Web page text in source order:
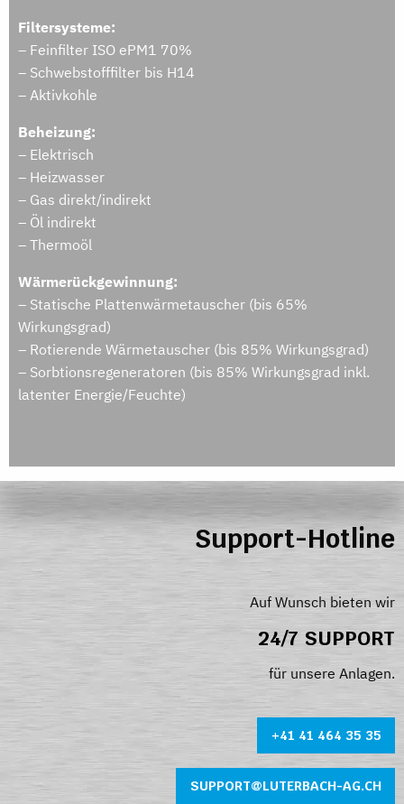
Filtersysteme:
– Feinfilter ISO ePM1 70%
– Schwebstofffilter bis H14
– Aktivkohle
Beheizung:
– Elektrisch
– Heizwasser
– Gas direkt/indirekt
– Öl indirekt
– Thermoöl
Wärmerückgewinnung:
– Statische Plattenwärmetauscher (bis 65%
Wirkungsgrad)
– Rotierende Wärmetauscher (bis 85% Wirkungsgrad)
– Sorbtionsregeneratoren (bis 85% Wirkungsgrad inkl.
latenter Energie/Feuchte)
Support-Hotline
Auf Wunsch bieten wir
24/7 SUPPORT
für unsere Anlagen.
+41 41 464 35 35
SUPPORT@LUTERBACH-AG.CH